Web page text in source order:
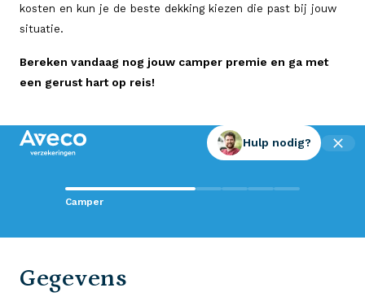
kosten en kun je de beste dekking kiezen die past bij jouw
situatie.
Bereken vandaag nog jouw camper premie en ga met
een gerust hart op reis!
Camper
Hulp nodig?
Gegevens
Contact met Aveco?
Wij staan voor je klaar!